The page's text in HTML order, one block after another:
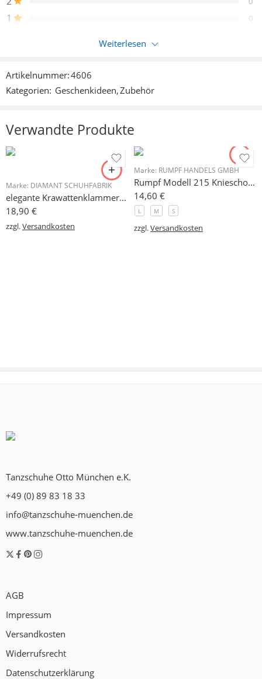
1 0
Nur eingeloggte Kunden, die dieses Produkt gekauft haben,
Weiterlesen
Artikelnummer:4606
Kategorien: Geschenkideen,Zubehör
Verwandte Produkte
Marke: DIAMANT SCHUHFABRIK
elegante Krawattenklammer silberfarben
18,90 €
zzgl.Versandkosten
Marke: RUMPF HANDELS GMBH
Rumpf Modell 215 Knieschoner
14,60 €
L M S
zzgl.Versandkosten
Tanzschuhe Otto München e.K.
+49 (0) 89 83 18 33
info@tanzschuhe-muenchen.de
www.tanzschuhe-muenchen.de
AGB
Impressum
Versandkosten
Widerrufsrecht
Datenschutzerklärung